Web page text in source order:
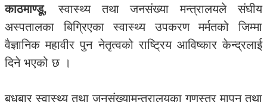
काठमाण्डू, स्वास्थ्य तथा जनसंख्या मन्त्रालयले संघीय
अस्पतालका बिग्रिएका स्वास्थ्य उपकरण मर्मतको जिम्मा
वैज्ञानिक महावीर पुन नेतृत्वको राष्ट्रिय आविष्कार केन्द्रलाई
दिने भएको छ ।
बुधबार स्वास्थ्य तथा जनसंख्यामन्त्रालयका गुणस्तर मापन तथा